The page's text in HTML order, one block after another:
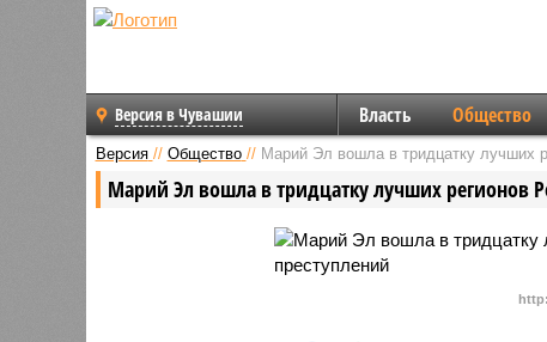
Версия в Чувашии Власть Общество
Версия // Общество // Марий Эл вошла в тридцатку лучших
Марий Эл вошла в тридцатку лучших регионов